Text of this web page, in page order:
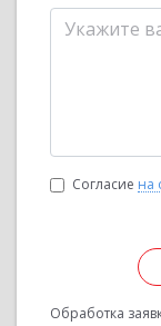
Согласие на
Обработка